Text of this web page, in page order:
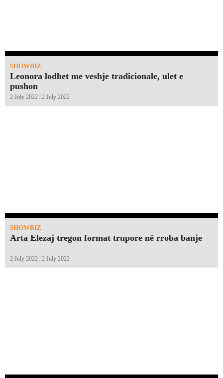
SHOWBIZ
Leonora lodhet me veshje tradicionale, ulet e
pushon
2 July 2022 | 2 July 2022
SHOWBIZ
Arta Elezaj tregon format trupore në rroba banje
2 July 2022 | 2 July 2022